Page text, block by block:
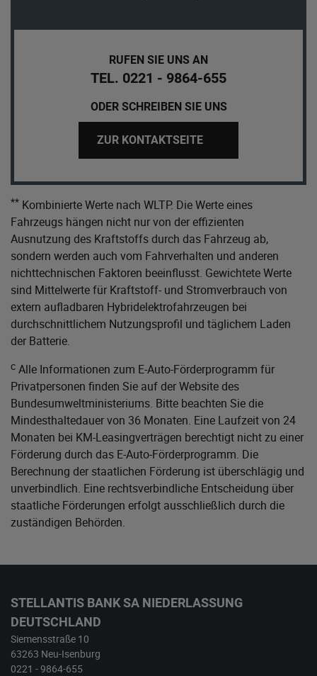
RUFEN SIE UNS AN
TEL. 0221 - 9864-655
ODER SCHREIBEN SIE UNS
ZUR KONTAKTSEITE
** Kombinierte Werte nach WLTP. Die Werte eines
Fahrzeugs hängen nicht nur von der effizienten
Ausnutzung des Kraftstoffs durch das Fahrzeug ab,
sondern werden auch vom Fahrverhalten und anderen
nichttechnischen Faktoren beeinflusst. Gewichtete Werte
sind Mittelwerte für Kraftstoff- und Stromverbrauch von
extern aufladbaren Hybridelektrofahrzeugen bei
durchschnittlichem Nutzungsprofil und täglichem Laden
der Batterie.
c Alle Informationen zum E-Auto-Förderprogramm für
Privatpersonen finden Sie auf der Website des
Bundesumweltministeriums. Bitte beachten Sie die
Mindesthaltedauer von 36 Monaten. Eine Laufzeit von 24
Monaten bei KM-Leasingverträgen berechtigt nicht zu einer
Förderung durch das E-Auto-Förderprogramm. Die
Berechnung der staatlichen Förderung ist überschlägig und
unverbindlich. Eine rechtsverbindliche Entscheidung über
staatliche Förderungen erfolgt ausschließlich durch die
zuständigen Behörden.
STELLANTIS BANK SA NIEDERLASSUNG
DEUTSCHLAND
Siemensstraße 10
63263 Neu-Isenburg
0221 - 9864-655